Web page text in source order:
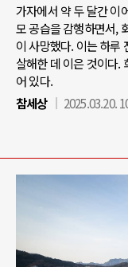
가자에서 약 두 달간 이
모 공습을 감행하면서,
이 사망했다. 이는 하루
살해한 데 이은 것이다.
어 있다.
참세상
2025.03.20.